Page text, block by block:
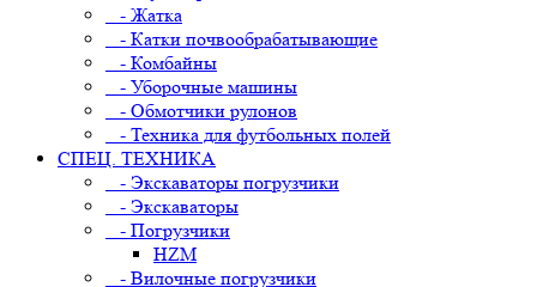
- Жатка
- Катки почвообрабатывающие
- Комбайны
- Уборочные машины
- Обмотчики рулонов
- Техника для футбольных полей
СПЕЦ. ТЕХНИКА
- Экскаваторы погрузчики
- Экскаваторы
- Погрузчики
HZM
- Вилочные погрузчики